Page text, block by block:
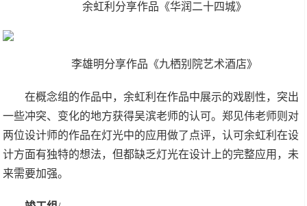
余虹利分享作品《华润二十四城》
李雄明分享作品《九栖别院艺术酒店》
在概念组的作品中，余虹利在作品中展示的戏剧性，突出
一些冲突、变化的地方获得吴滨老师的认可。郑见伟老师则对
两位设计师的作品在灯光中的应用做了点评，认可余虹利在设
计方面有独特的想法，但都缺乏灯光在设计上的完整应用，未
来需要加强。